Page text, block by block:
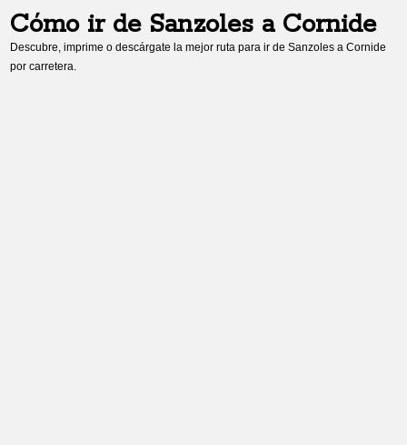
Cómo ir de Sanzoles a Cornide
Descubre, imprime o descárgate la mejor ruta para ir deSanzoles aCornide
por carretera.